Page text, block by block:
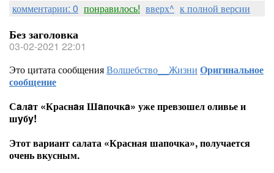
комментарии: 0 понравилось! вверх^ к полной версии
Без заголовка
03-02-2021 22:01
Это цитата сообщенияВолшебство__Жизни Оригинальное
сообщение
Сaлaт «Краснaя Шaпочкa» уже превзошел оливье и
шyбy!
Этот вариант салата «Красная шапочка», получается
очень вкусным.